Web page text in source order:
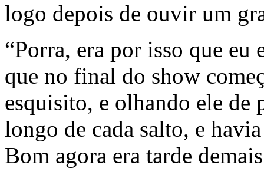
logo depois de ouvir um
“Porra, era por isso que eu
que no final do show
esquisito, e olhando ele de
longo de cada salto, e
Bom agora era tarde